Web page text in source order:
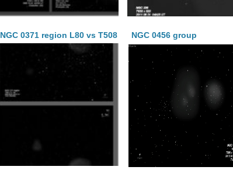
NGC 0371 region L80 vs T508 NGC 0456 group